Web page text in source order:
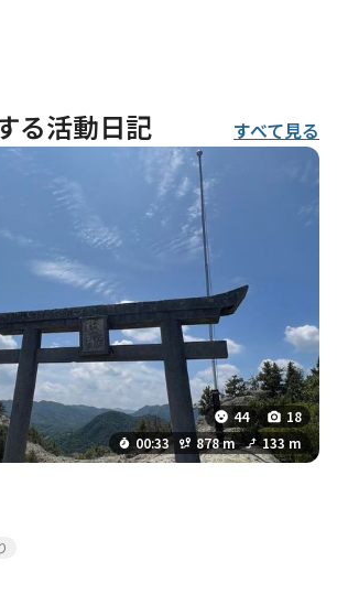
る活動日記 すべて見る
44
18
00:33
878 m 133 m